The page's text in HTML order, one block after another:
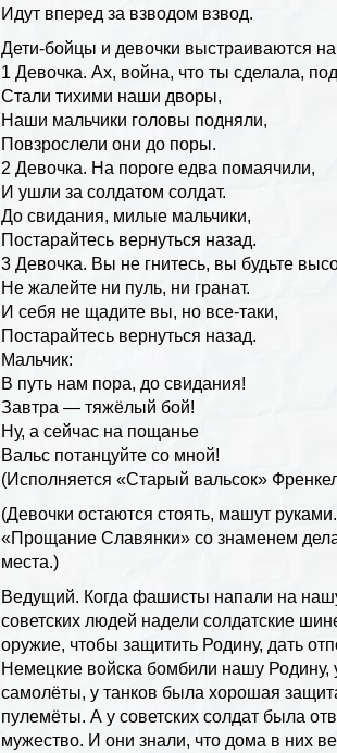
Идут вперед за взводом взвод.
Дети-бойцы и девочки выстраиваются
1 Девочка. Ах, война, что ты сделала,
Стали тихими наши дворы,
Наши мальчики головы подняли,
Повзрослели они до поры.
2 Девочка. На пороге едва помаячили,
И ушли за солдатом солдат.
До свидания, милые мальчики,
Постарайтесь вернуться назад.
3 Девочка. Вы не гнитесь, вы будьте
Не жалейте ни пуль, ни гранат.
И себя не щадите вы, но все-таки,
Постарайтесь вернуться назад.
Мальчик:
В путь нам пора, до свидания!
Завтра — тяжёлый бой!
Ну, а сейчас на пощанье
Вальс потанцуйте со мной!
(Исполняется «Старый вальсок»
(Девочки остаются стоять, машут
«Прощание Славянки» со знаменем
места.)
Ведущий. Когда фашисты напали на
советских людей надели солдатские
оружие, чтобы защитить Родину, дать
Немецкие войска бомбили нашу
самолёты, у танков была хорошая
пулемёты. А у советских солдат была
мужество. И они знали, что дома в них